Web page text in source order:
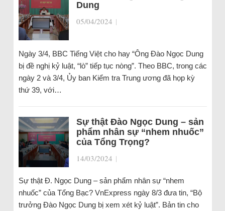
Dung
05/04/2024 |
Ngày 3/4, BBC Tiếng Việt cho hay “Ông Đào Ngọc Dung
bị đề nghị kỷ luật, “lò” tiếp tục nòng”. Theo BBC, trong các
ngày 2 và 3/4, Ủy ban Kiểm tra Trung ương đã họp kỳ
thứ 39, với…
Sự thật Đào Ngọc Dung – sản
phẩm nhân sự “nhem nhuốc”
của Tổng Trọng?
14/03/2024 |
Sự thật Đ. Ngọc Dung – sản phẩm nhân sự “nhem
nhuốc” của Tổng Bạc? VnExpress ngày 8/3 đưa tin, “Bộ
trưởng Đào Ngọc Dung bị xem xét kỷ luật”. Bản tin cho